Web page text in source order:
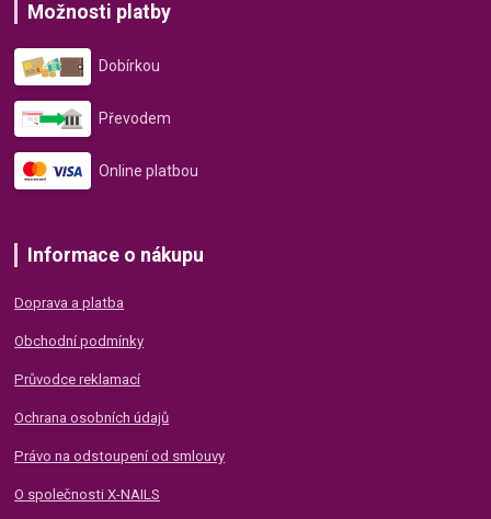
Možnosti platby
Dobírkou
Převodem
Online platbou
Informace o nákupu
Doprava a platba
Obchodní podmínky
Průvodce reklamací
Ochrana osobních údajů
Právo na odstoupení od smlouvy
O společnosti X-NAILS